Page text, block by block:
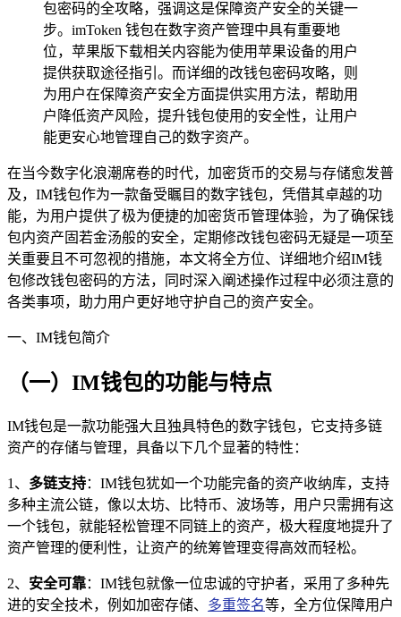
包密码的全攻略，强调这是保障资产安全的关键一
步。imToken 钱包在数字资产管理中具有重要地
位，苹果版下载相关内容能为使用苹果设备的用户
提供获取途径指引。而详细的改钱包密码攻略，则
为用户在保障资产安全方面提供实用方法，帮助用
户降低资产风险，提升钱包使用的安全性，让用户
能更安心地管理自己的数字资产。
在当今数字化浪潮席卷的时代，加密货币的交易与存储愈发普
及，IM钱包作为一款备受瞩目的数字钱包，凭借其卓越的功
能，为用户提供了极为便捷的加密货币管理体验，为了确保钱
包内资产固若金汤般的安全，定期修改钱包密码无疑是一项至
关重要且不可忽视的措施，本文将全方位、详细地介绍IM钱
包修改钱包密码的方法，同时深入阐述操作过程中必须注意的
各类事项，助力用户更好地守护自己的资产安全。
一、IM钱包简介
（一）IM钱包的功能与特点
IM钱包是一款功能强大且独具特色的数字钱包，它支持多链
资产的存储与管理，具备以下几个显著的特性：
1、 多链支持：IM钱包犹如一个功能完备的资产收纳库，支持
多种主流公链，像以太坊、比特币、波场等，用户只需拥有这
一个钱包，就能轻松管理不同链上的资产，极大程度地提升了
资产管理的便利性，让资产的统筹管理变得高效而轻松。
2、 安全可靠：IM钱包就像一位忠诚的守护者，采用了多种先
进的安全技术，例如加密存储、 多重签名等，全方位保障用户